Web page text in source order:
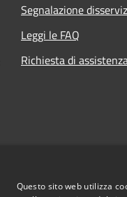
Segnalazione
Leggi le FAQ
Richiesta di
Questo sito web utilizza